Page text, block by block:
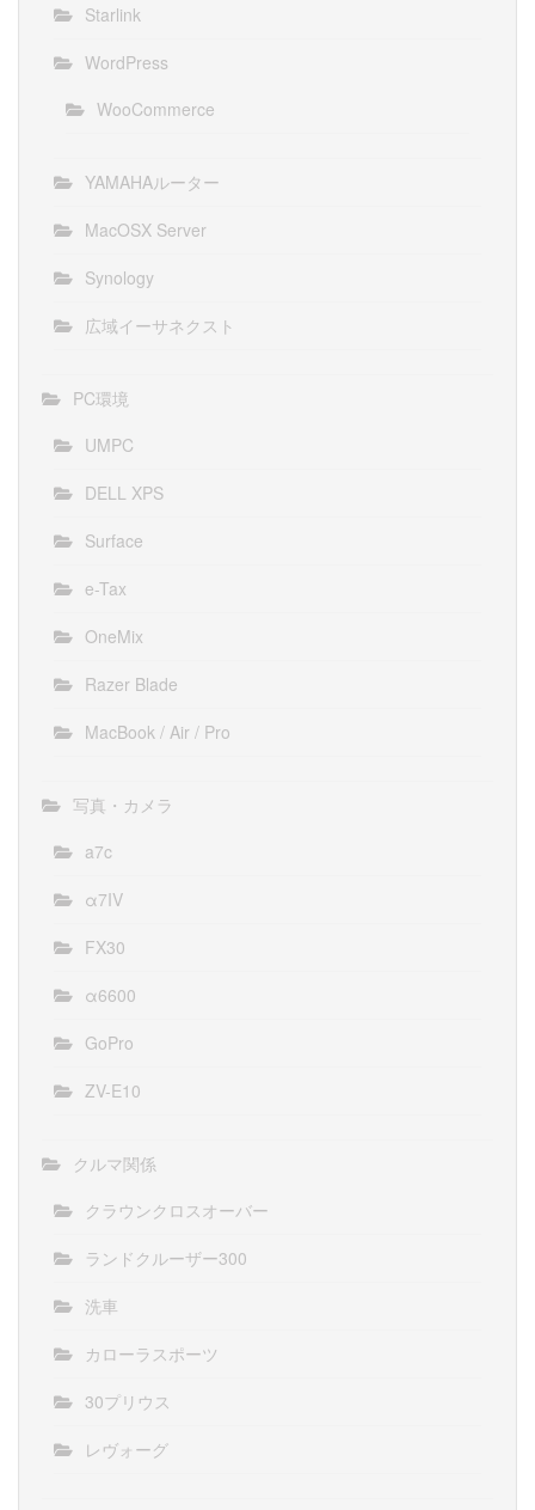
Starlink
WordPress
WooCommerce
YAMAHAルーター
MacOSX Server
Synology
広域イーサネクスト
PC環境
UMPC
DELL XPS
Surface
e-Tax
OneMix
Razer Blade
MacBook / Air / Pro
写真・カメラ
a7c
α7IV
FX30
α6600
GoPro
ZV-E10
クルマ関係
クラウンクロスオーバー
ランドクルーザー300
洗車
カローラスポーツ
30プリウス
レヴォーグ